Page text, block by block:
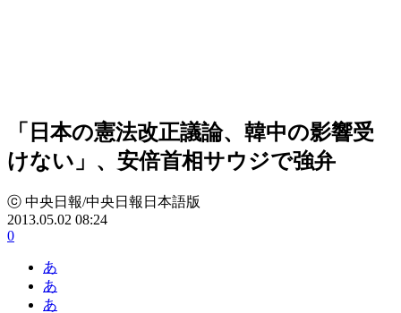
「日本の憲法改正議論、韓中の影響受
けない」、安倍首相サウジで強弁
ⓒ 中央日報/中央日報日本語版
2013.05.02 08:24
0
あ
あ
あ